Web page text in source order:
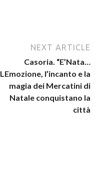
NEXT ARTICLE
Casoria. “E’Nata…
LEmozione, l’incanto e la
magia dei Mercatini di
Natale conquistano la
città